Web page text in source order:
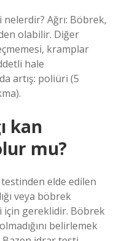
Ağrı: Böbrek,
olabilir. Diğer
kramplar
hale
artış: poliüri (5
kan
mu?
elde edilen
veya böbrek
için gereklidir. Böbrek
belirlemek